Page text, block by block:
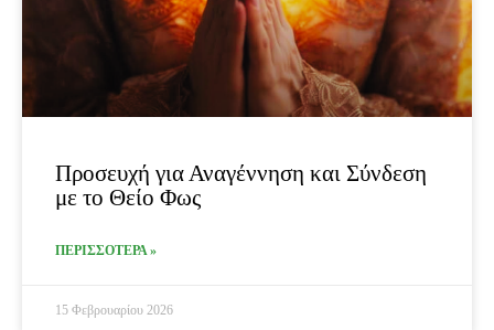
Προσευχή για Αναγέννηση και Σύνδεση
με το Θείο Φως
ΠΕΡΙΣΣΟΤΕΡΑ »
15 Φεβρουαρίου 2026